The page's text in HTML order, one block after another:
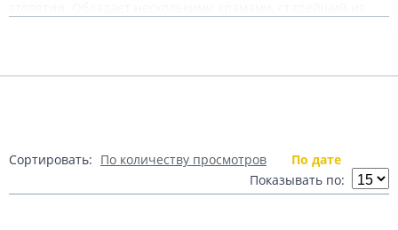
монастырь Галича – Николаевско-Староволжский, обладает
Костромской Торг. Радом возвышается старейший городской
храм – Богоявляенская церковь, постройка которого
приходится на 1635 год. Отличную прогулку на природе,
Сортировать: По количеству просмотров
По дате
Показывать по: